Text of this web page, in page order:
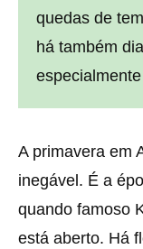
quedas de
há também
A primavera em
inegável. É a
quando famoso
está aberto. Há